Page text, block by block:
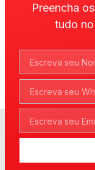
Preencha
tudo